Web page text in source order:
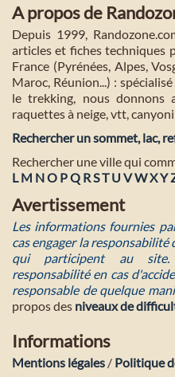
A propos de
Depuis 1999,
articles et fiches techniques
France (Pyrénées, Alpes,
Maroc, Réunion...) :
le trekking, nous donnons
raquettes à neige, vtt,
Rechercher un sommet, lac,
Rechercher une ville qui
L M NO PQ R ST U VWXY
Avertissement
Les informations fournies
cas engager la responsabilité
qui participent au site.
responsabilité en cas
responsable de quelque
propos des niveaux de
Informations
Mentions légales / Politique